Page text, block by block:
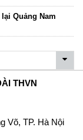
Quảng Nam
THVN
Võ, TP. Hà Nội